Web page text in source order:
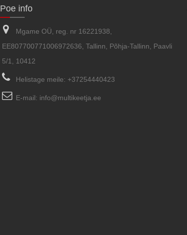
Poe info
Mgame OÜ, reg. nr 16221938,
EE807700771006972636, Tallinn, Põhja-Tallinn, Paavli
5/1, 10412
Helistage meile: +37254440423
E-mail: info@multikeetja.ee